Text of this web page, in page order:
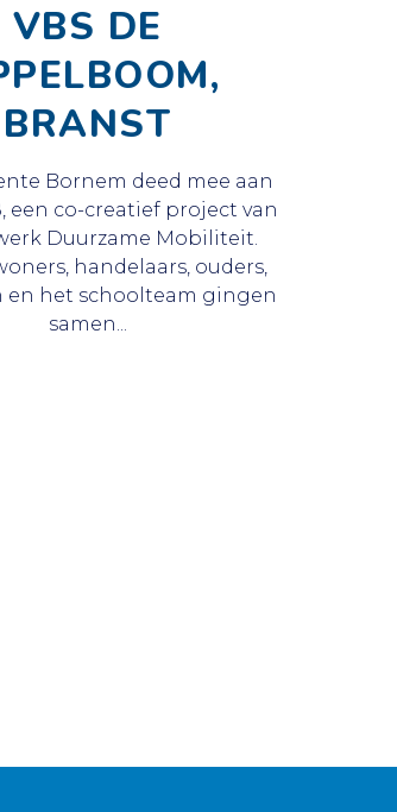
VBS DE
BRANST
Bornem deed mee aan
een co-creatief project van
Duurzame Mobiliteit.
handelaars, ouders,
en het schoolteam gingen
samen...